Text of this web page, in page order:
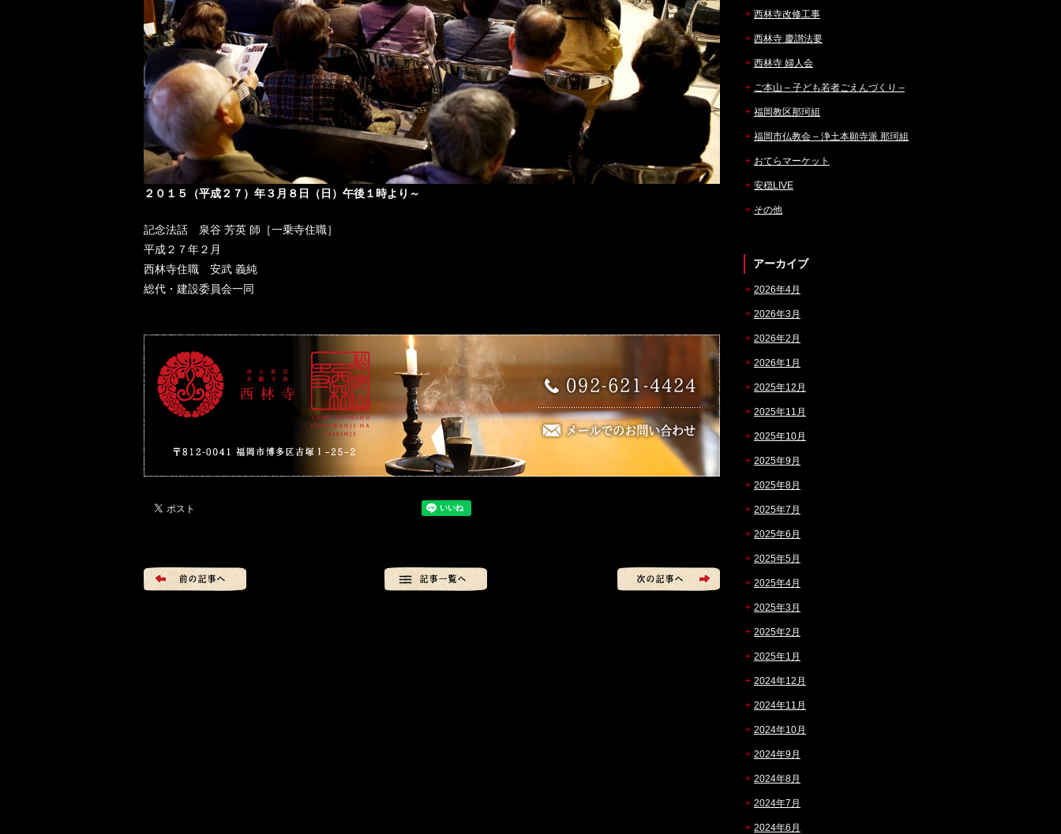
２０１５（平成２７）年３月８日（日）午後１時より～
記念法話 泉谷 芳英 師［一乗寺住職］
平成２７年２月
西林寺住職 安武 義純
総代・建設委員会一同
西林寺改修工事
西林寺 慶讃法要
西林寺 婦人会
ご本山 – 子ども若者ごえんづくり –
福岡教区那珂組
福岡市仏教会 – 浄土本願寺派 那珂組
おてらマーケット
安穏LIVE
その他
アーカイブ
2026年4月
2026年3月
2026年2月
2026年1月
2025年12月
2025年11月
2025年10月
2025年9月
2025年8月
2025年7月
2025年6月
2025年5月
2025年4月
2025年3月
2025年2月
2025年1月
2024年12月
2024年11月
2024年10月
2024年9月
2024年8月
2024年7月
2024年6月